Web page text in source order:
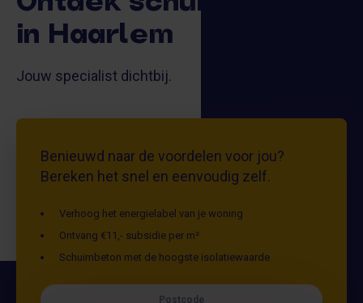
in Haarlem
Jouw specialist dichtbij.
Benieuwd naar de voordelen voor jou?
Bereken het snel en eenvoudig zelf.
Verhoog het energielabel van je woning
Ontvang €11,- subsidie per m²
Schuimbeton met de hoogste isolatiewaarde
Postcode